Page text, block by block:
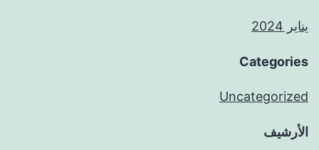
يناير 2024
Categories
Uncategorized
الأرشيف